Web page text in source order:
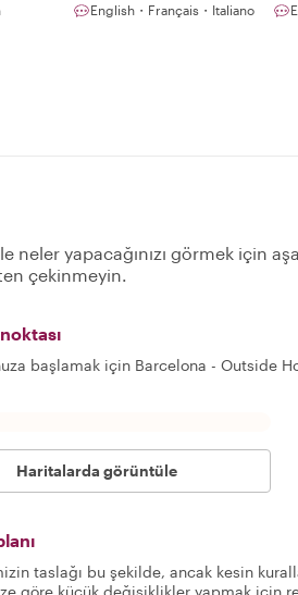
English・Français・Italiano
neler yapacağınızı görmek için
çekinmeyin.
başlamak için Barcelona - Outside
Haritalarda görüntüle
taslağı bu şekilde, ancak kesin
göre küçük değişiklikler yapmak için